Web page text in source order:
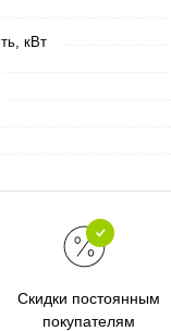
кВт
Скидки постоянным
покупателям